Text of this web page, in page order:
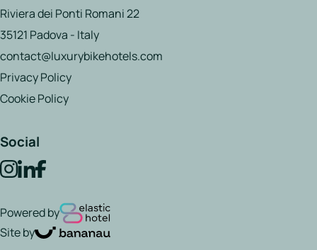
Social
Riviera dei Ponti Romani 22
35121 Padova - Italy
contact@luxurybikehotels.com
Privacy Policy
Cookie Policy
Powered by
Site by